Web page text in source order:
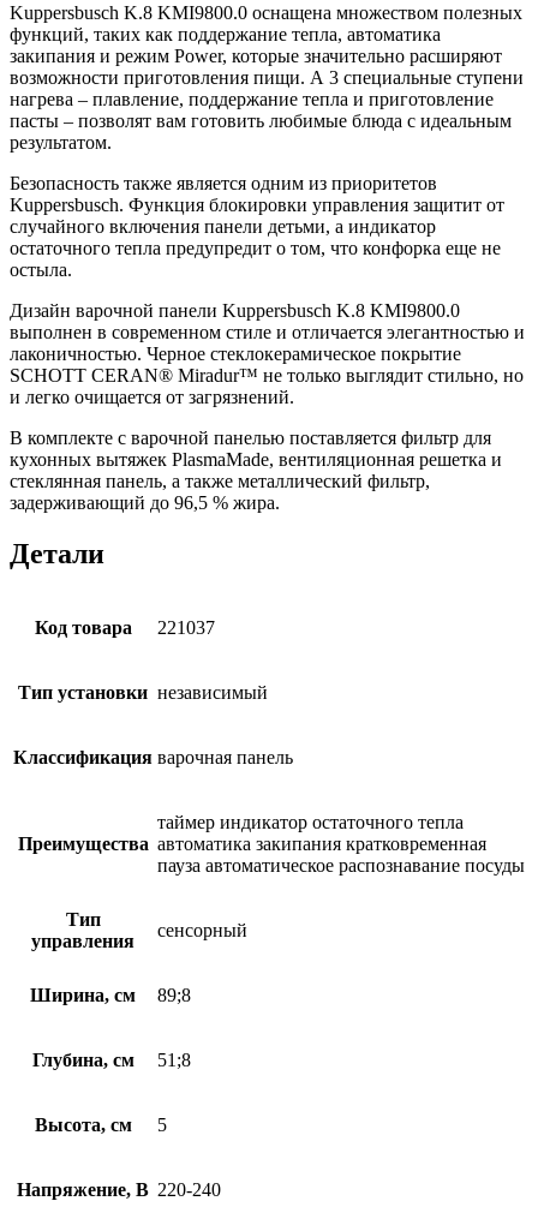
Kuppersbusch K.8 KMI9800.0 оснащена множеством полезных
функций, таких как поддержание тепла, автоматика
закипания и режим Power, которые значительно расширяют
возможности приготовления пищи. А 3 специальные ступени
нагрева – плавление, поддержание тепла и приготовление
пасты – позволят вам готовить любимые блюда с идеальным
результатом.
Безопасность также является одним из приоритетов
Kuppersbusch. Функция блокировки управления защитит от
случайного включения панели детьми, а индикатор
остаточного тепла предупредит о том, что конфорка еще не
остыла.
Дизайн варочной панели Kuppersbusch K.8 KMI9800.0
выполнен в современном стиле и отличается элегантностью и
лаконичностью. Черное стеклокерамическое покрытие
SCHOTT CERAN® Miradur™ не только выглядит стильно, но
и легко очищается от загрязнений.
В комплекте с варочной панелью поставляется фильтр для
кухонных вытяжек PlasmaMade, вентиляционная решетка и
стеклянная панель, а также металлический фильтр,
задерживающий до 96,5 % жира.
Детали
Код товара 221037
Тип установки независимый
Классификация варочная панель
Преимущества
таймер индикатор остаточного тепла
автоматика закипания кратковременная
пауза автоматическое распознавание посуды
Тип
управления
сенсорный
Ширина, см 89;8
Глубина, см 51;8
Высота, см 5
Напряжение, В 220-240